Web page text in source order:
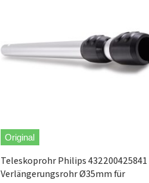
Original
Teleskoprohr Philips 432200425841
Verlängerungsrohr Ø35mm für